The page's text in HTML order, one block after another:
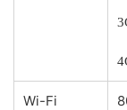
Wi-Fi